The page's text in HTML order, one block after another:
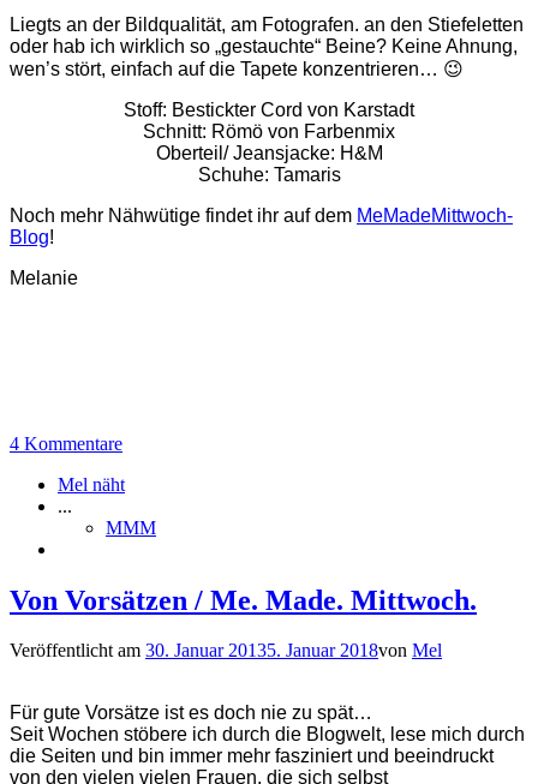
Liegts an der Bildqualität, am Fotografen. an den Stiefeletten
oder hab ich wirklich so „gestauchte“ Beine? Keine Ahnung,
wen’s stört, einfach auf die Tapete konzentrieren… 😉
Stoff: Bestickter Cord von Karstadt
Schnitt: Römö von Farbenmix
Oberteil/ Jeansjacke: H&M
Schuhe: Tamaris
Noch mehr Nähwütige findet ihr auf dem MeMadeMittwoch-
Blog!
Melanie
4 Kommentare
Mel näht
...
MMM
Von Vorsätzen / Me. Made. Mittwoch.
Veröffentlicht am 30. Januar 20135. Januar 2018von Mel
Für gute Vorsätze ist es doch nie zu spät…
Seit Wochen stöbere ich durch die Blogwelt, lese mich durch
die Seiten und bin immer mehr fasziniert und beeindruckt
von den vielen vielen Frauen, die sich selbst